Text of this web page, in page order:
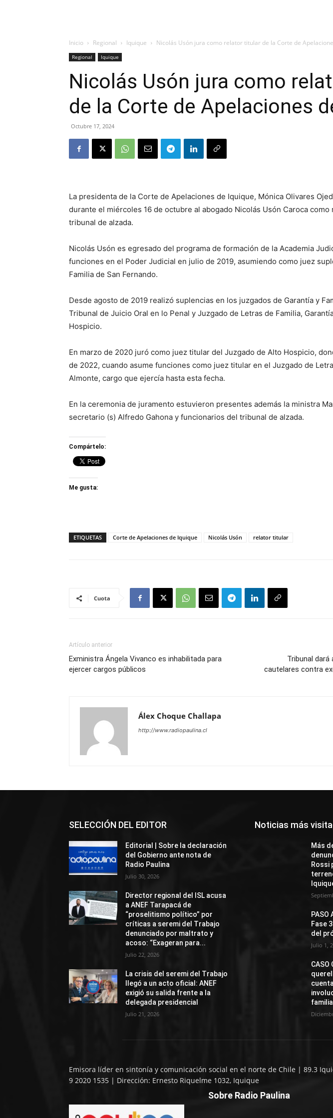
Inicio Regional Iquique Nicolás Usón jura como relator titular de la Corte de
Regional Iquique
Nicolás Usón jura como
de la Corte de Apelaciones
Octubre 17, 2024
La presidenta de la Corte de Apelaciones de Iquique, Mónica Olivares
durante el miércoles 16 de octubre al abogado Nicolás Usón Caroca
tribunal de alzada.
Nicolás Usón es egresado del programa de formación de la Academia
funciones en el Poder Judicial en julio de 2019, asumiendo como juez
Familia de San Fernando.
Desde agosto de 2019 realizó suplencias en los juzgados de Garantía y
Tribunal de Juicio Oral en lo Penal y Juzgado de Letras de Familia,
Hospicio.
En marzo de 2020 juró como juez titular del Juzgado de Alto Hospicio,
de 2022, cuando asume funciones como juez titular en el Juzgado de
Almonte, cargo que ejercía hasta esta fecha.
En la ceremonia de juramento estuvieron presentes además la ministra
secretario (s) Alfredo Gahona y funcionarios del tribunal de alzada.
Compártelo:
Me gusta:
ETIQUETAS Corte de Apelaciones de Iquique Nicolás Usón relator titular
Cuota
Artículo anterior
Exministra Ángela Vivanco es inhabilitada para
ejercer cargos públicos
Tribunal
cautelares contra
Álex Choque Challapa
http://www.radiopaulina.cl
SELECCIÓN DEL EDITOR
Editorial | Sobre la declaración
del Gobierno ante nota de
Radio Paulina
Julio 30, 2026
Director regional del ISL acusa
a ANEF Tarapacá de
“proselitismo político” por
críticas a seremi del Trabajo
denunciado por maltrato y
acoso: “Exageran para...
Julio 22, 2026
La crisis del seremi del Trabajo
llegó a un acto oficial: ANEF
exigió su salida frente a la
delegada presidencial
Julio 21, 2026
Noticias más
Más
Rossi
PASO
Fase
del
Julio 1,
CASO
Emisora líder en sintonía y comunicación social en el norte de Chile | 89.3
9 2020 1535 | Dirección: Ernesto Riquelme 1032, Iquique
Sobre Radio Paulina